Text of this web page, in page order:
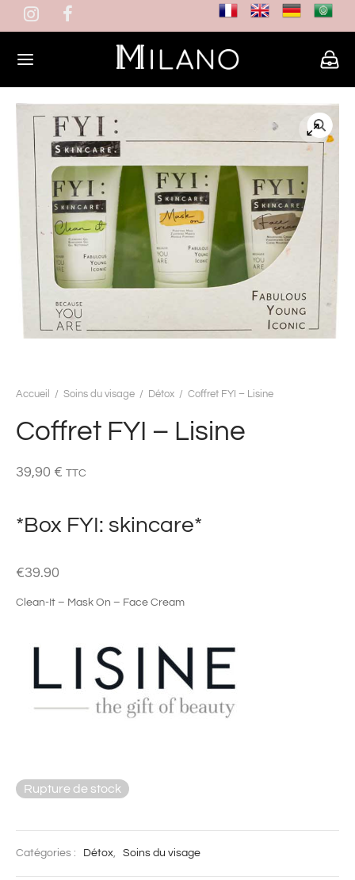
Accueil / Soins du visage / Détox / Coffret FYI – Lisine
Coffret FYI – Lisine
39,90 € TTC
*Box FYI: skincare*
€39.90
Clean-It – Mask On – Face Cream
Rupture de stock
Catégories : Détox, Soins du visage